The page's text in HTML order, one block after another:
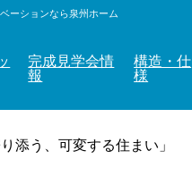
ーションなら泉州ホーム
完成見学会情
報
構造・仕
様
添う、可変する住まい」